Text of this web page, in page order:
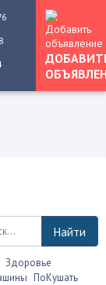
Найти
Здоровье
ПоКушать